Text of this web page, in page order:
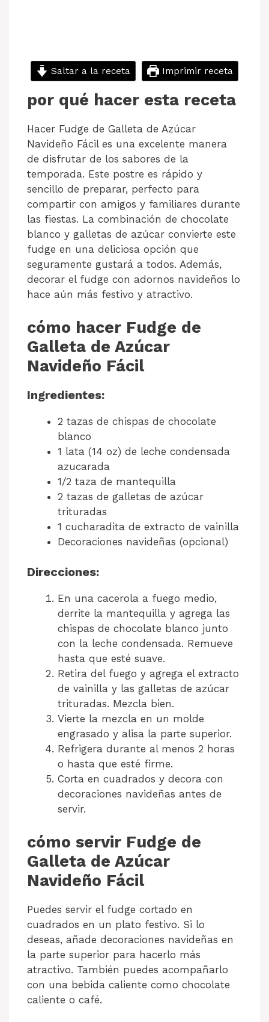
Saltar a la receta Imprimir receta
por qué hacer esta receta
Hacer Fudge de Galleta de Azúcar
Navideño Fácil es una excelente manera
de disfrutar de los sabores de la
temporada. Este postre es rápido y
sencillo de preparar, perfecto para
compartir con amigos y familiares durante
las fiestas. La combinación de chocolate
blanco y galletas de azúcar convierte este
fudge en una deliciosa opción que
seguramente gustará a todos. Además,
decorar el fudge con adornos navideños lo
hace aún más festivo y atractivo.
cómo hacer Fudge de
Galleta de Azúcar
Navideño Fácil
Ingredientes:
2 tazas de chispas de chocolate
blanco
1 lata (14 oz) de leche condensada
azucarada
1/2 taza de mantequilla
2 tazas de galletas de azúcar
trituradas
1 cucharadita de extracto de vainilla
Decoraciones navideñas (opcional)
Direcciones:
En una cacerola a fuego medio,
derrite la mantequilla y agrega las
chispas de chocolate blanco junto
con la leche condensada. Remueve
hasta que esté suave.
Retira del fuego y agrega el extracto
de vainilla y las galletas de azúcar
trituradas. Mezcla bien.
Vierte la mezcla en un molde
engrasado y alisa la parte superior.
Refrigera durante al menos 2 horas
o hasta que esté firme.
Corta en cuadrados y decora con
decoraciones navideñas antes de
servir.
cómo servir Fudge de
Galleta de Azúcar
Navideño Fácil
Puedes servir el fudge cortado en
cuadrados en un plato festivo. Si lo
deseas, añade decoraciones navideñas en
la parte superior para hacerlo más
atractivo. También puedes acompañarlo
con una bebida caliente como chocolate
caliente o café.